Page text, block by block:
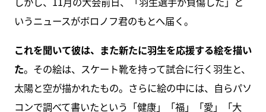
いうニュースがボロノフ君のもとへ届く。
これを聞いて彼は、また新たに羽生を応援する絵を描い
た。その絵は、スケート靴を持って試合に行く羽生と、
太陽と空が描かれたもの。さらに絵の中には、自らパソ
コンで調べて書いたという「健康」「福」「愛」「大